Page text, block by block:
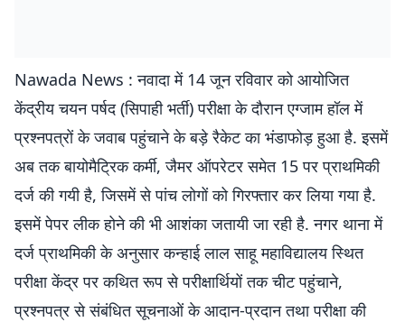
Nawada News : नवादा में 14 जून रविवार को आयोजित
केंद्रीय चयन पर्षद (सिपाही भर्ती) परीक्षा के दौरान एग्जाम हॉल में
प्रश्नपत्रों के जवाब पहुंचाने के बड़े रैकेट का भंडाफोड़ हुआ है. इसमें
अब तक बायोमैट्रिक कर्मी, जैमर ऑपरेटर समेत 15 पर प्राथमिकी
दर्ज की गयी है, जिसमें से पांच लोगों को गिरफ्तार कर लिया गया है.
इसमें पेपर लीक होने की भी आशंका जतायी जा रही है. नगर थाना में
दर्ज प्राथमिकी के अनुसार कन्हाई लाल साहू महाविद्यालय स्थित
परीक्षा केंद्र पर कथित रूप से परीक्षार्थियों तक चीट पहुंचाने,
प्रश्नपत्र से संबंधित सूचनाओं के आदान-प्रदान तथा परीक्षा की